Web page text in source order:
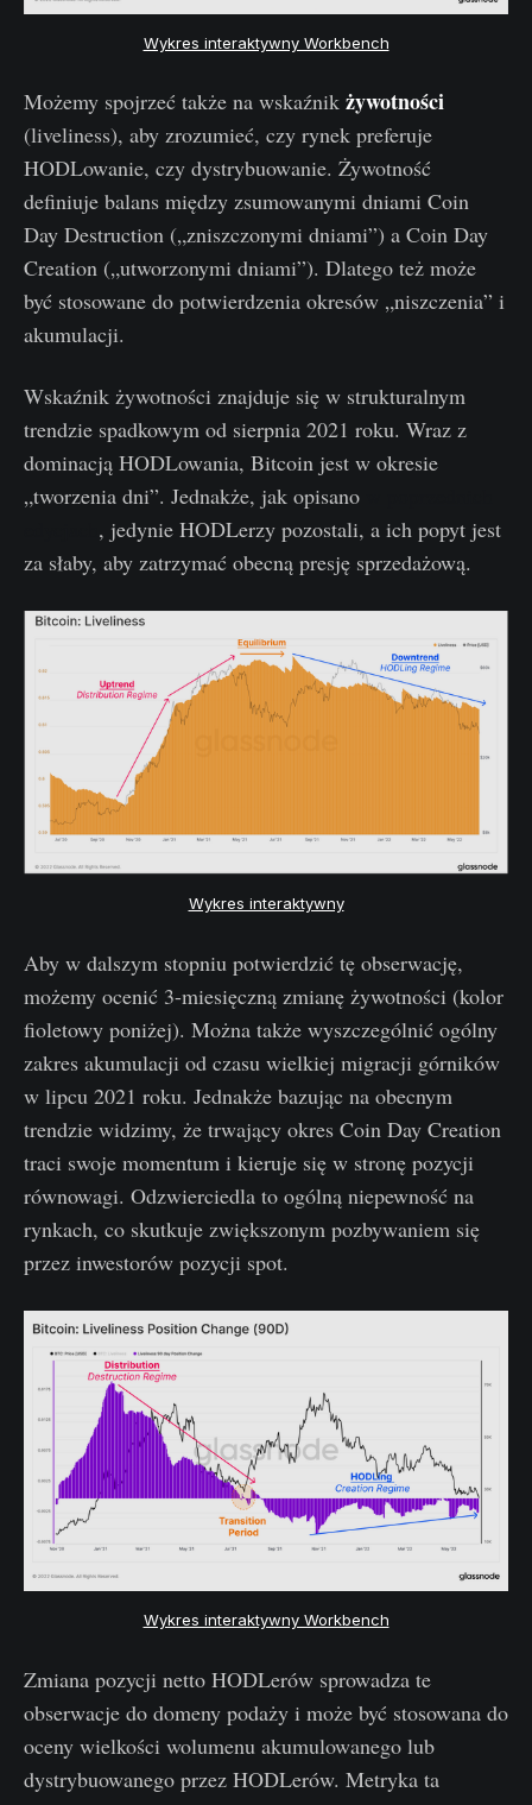
Wykres interaktywny Workbench
Możemy spojrzeć także na wskaźnik żywotności
(liveliness), aby zrozumieć, czy rynek preferuje
HODLowanie, czy dystrybuowanie. Żywotność
definiuje balans między zsumowanymi dniami Coin
Day Destruction („zniszczonymi dniami”) a Coin Day
Creation („utworzonymi dniami”). Dlatego też może
być stosowane do potwierdzenia okresów „niszczenia” i
akumulacji.
Wskaźnik żywotności znajduje się w strukturalnym
trendzie spadkowym od sierpnia 2021 roku. Wraz z
dominacją HODLowania, Bitcoin jest w okresie
„tworzenia dni”. Jednakże, jak opisano
, jedynie HODLerzy pozostali, a ich popyt jest
za słaby, aby zatrzymać obecną presję sprzedażową.
Wykres interaktywny
Aby w dalszym stopniu potwierdzić tę obserwację,
możemy ocenić 3-miesięczną zmianę żywotności (kolor
fioletowy poniżej). Można także wyszczególnić ogólny
zakres akumulacji od czasu wielkiej migracji górników
w lipcu 2021 roku. Jednakże bazując na obecnym
trendzie widzimy, że trwający okres Coin Day Creation
traci swoje momentum i kieruje się w stronę pozycji
równowagi. Odzwierciedla to ogólną niepewność na
rynkach, co skutkuje zwiększonym pozbywaniem się
przez inwestorów pozycji spot.
Wykres interaktywny Workbench
Zmiana pozycji netto HODLerów sprowadza te
obserwacje do domeny podaży i może być stosowana do
oceny wielkości wolumenu akumulowanego lub
dystrybuowanego przez HODLerów. Metryka ta